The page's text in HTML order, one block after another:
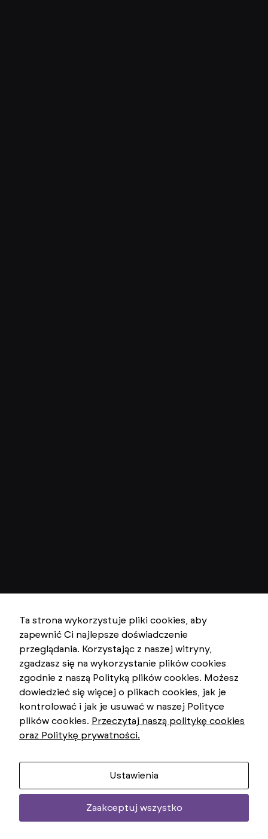
Ta strona wykorzystuje pliki cookies, aby
zapewnić Ci najlepsze doświadczenie
przeglądania. Korzystając z naszej witryny,
zgadzasz się na wykorzystanie plików cookies
zgodnie z naszą Polityką plików cookies. Możesz
dowiedzieć się więcej o plikach cookies, jak je
kontrolować i jak je usuwać w naszej Polityce
plików cookies. Przeczytaj naszą politykę cookies
oraz Politykę prywatności.
Ustawienia
Zaakceptuj wszystko